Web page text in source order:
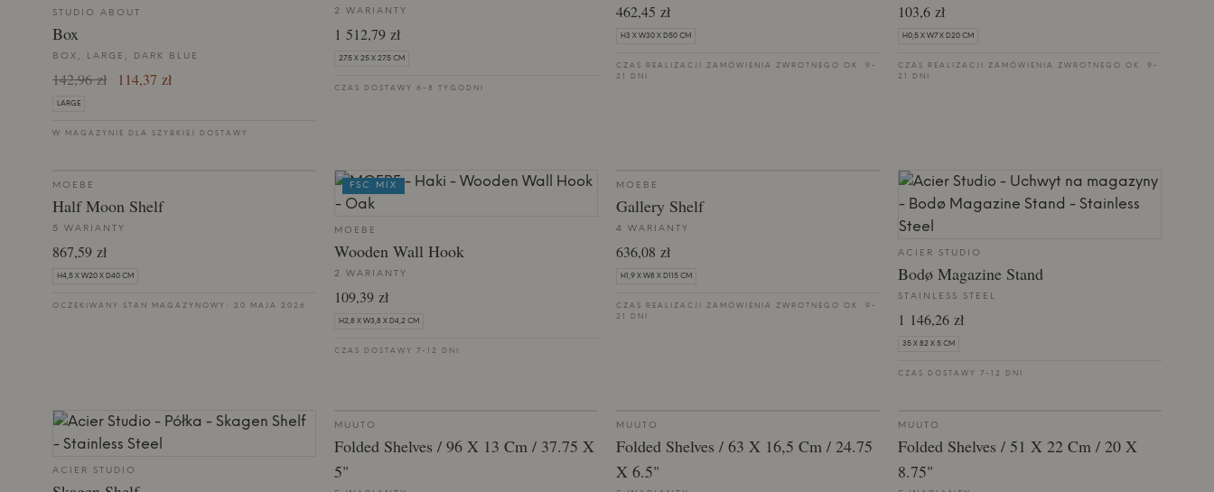
STUDIO ABOUT
Box
BOX, LARGE, DARK BLUE
142,96 zł 114,37 zł
LARGE
W MAGAZYNIE DLA SZYBKIEJ DOSTAWY
2 WARIANTY
1 512,79 zł
27.5 X 25 X 27.5 CM
CZAS DOSTAWY 6-8 TYGODNI
462,45 zł
H3 X W30 X D50 CM
CZAS REALIZACJI ZAMÓWIENIA ZWROTNEGO OK. 9-
21 DNI
103,6 zł
H0,5 X W7 X D20 CM
CZAS REALIZACJI ZAMÓWIENIA ZWROTNEGO OK. 9-
21 DNI
MOEBE
Half Moon Shelf
5 WARIANTY
867,59 zł
H4,5 X W20 X D40 CM
OCZEKIWANY STAN MAGAZYNOWY: 20 MAJA 2026
MOEBE
Wooden Wall Hook
2 WARIANTY
109,39 zł
H2,8 X W3,8 X D4,2 CM
CZAS DOSTAWY 7-12 DNI
FSC MIX MOEBE
Gallery Shelf
4 WARIANTY
636,08 zł
H1,9 X W8 X D115 CM
CZAS REALIZACJI ZAMÓWIENIA ZWROTNEGO OK. 9-
21 DNI
ACIER STUDIO
Bodø Magazine Stand
STAINLESS STEEL
1 146,26 zł
35 X 82 X 5 CM
CZAS DOSTAWY 7-12 DNI
ACIER STUDIO
MUUTO
Folded Shelves / 96 X 13 Cm / 37.75 X
5"
MUUTO
Folded Shelves / 63 X 16,5 Cm / 24.75
X 6.5"
MUUTO
Folded Shelves / 51 X 22 Cm / 20 X
8.75"